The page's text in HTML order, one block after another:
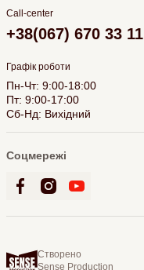
Call-center
+38(067) 670 33 11
Графік роботи
Пн-Чт: 9:00-18:00
Пт: 9:00-17:00
Сб-Нд: Вихідний
Соцмережі
Створено
Sense Production